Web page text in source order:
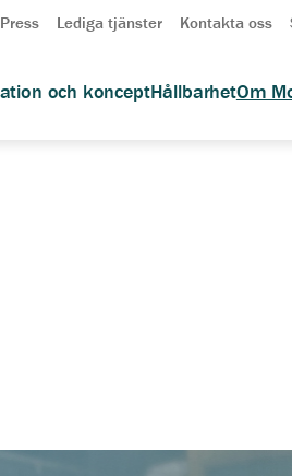
Press Lediga tjänster Kontakta oss
och konceptHållbarhetOm